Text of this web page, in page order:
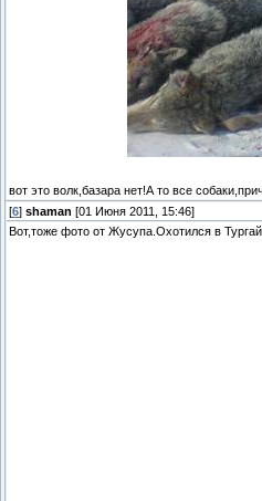
вот это волк,базара нет!А то все
[6] shaman [01 Июня 2011, 15:46]
Вот,тоже фото от Жусупа.Охотился в